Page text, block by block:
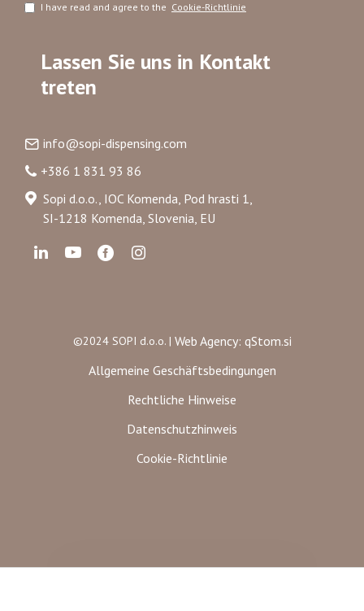
I have read and agree to the Cookie-Richtlinie
Lassen Sie uns in Kontakt
treten
info@sopi-dispensing.com
+386 1 831 93 86
Sopi d.o.o., IOC Komenda, Pod hrasti 1,
SI-1218 Komenda, Slovenia, EU
©2024 SOPI d.o.o. | Web Agency: qStom.si
Allgemeine Geschäftsbedingungen
Rechtliche Hinweise
Datenschutzhinweis
Cookie-Richtlinie